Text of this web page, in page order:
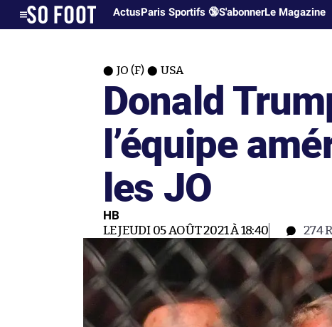
ActusParis Sportifs 🔞S'abonnerLe Magazine
JO (F) USA
Donald
l’équipe
les JO
HB
LE JEUDI 05 AOÛT 2021 À 18:40 274